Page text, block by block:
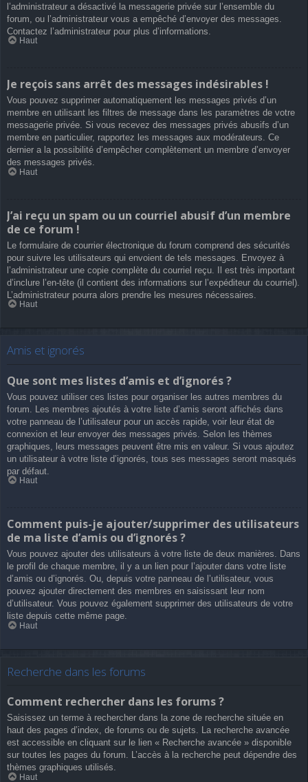
l’administrateur a désactivé la messagerie privée sur l’ensemble du
forum, ou l’administrateur vous a empêché d’envoyer des messages.
Contactez l’administrateur pour plus d’informations.
Haut
Je reçois sans arrêt des messages indésirables !
Vous pouvez supprimer automatiquement les messages privés d’un
membre en utilisant les filtres de message dans les paramètres de votre
messagerie privée. Si vous recevez des messages privés abusifs d’un
membre en particulier, rapportez les messages aux modérateurs. Ce
dernier a la possibilité d’empêcher complètement un membre d’envoyer
des messages privés.
Haut
J’ai reçu un spam ou un courriel abusif d’un membre
de ce forum !
Le formulaire de courrier électronique du forum comprend des sécurités
pour suivre les utilisateurs qui envoient de tels messages. Envoyez à
l’administrateur une copie complète du courriel reçu. Il est très important
d’inclure l’en-tête (il contient des informations sur l’expéditeur du courriel).
L’administrateur pourra alors prendre les mesures nécessaires.
Haut
Amis et ignorés
Que sont mes listes d’amis et d’ignorés ?
Vous pouvez utiliser ces listes pour organiser les autres membres du
forum. Les membres ajoutés à votre liste d’amis seront affichés dans
votre panneau de l’utilisateur pour un accès rapide, voir leur état de
connexion et leur envoyer des messages privés. Selon les thèmes
graphiques, leurs messages peuvent être mis en valeur. Si vous ajoutez
un utilisateur à votre liste d’ignorés, tous ses messages seront masqués
par défaut.
Haut
Comment puis-je ajouter/supprimer des utilisateurs
de ma liste d’amis ou d’ignorés ?
Vous pouvez ajouter des utilisateurs à votre liste de deux manières. Dans
le profil de chaque membre, il y a un lien pour l’ajouter dans votre liste
d’amis ou d’ignorés. Ou, depuis votre panneau de l’utilisateur, vous
pouvez ajouter directement des membres en saisissant leur nom
d’utilisateur. Vous pouvez également supprimer des utilisateurs de votre
liste depuis cette même page.
Haut
Recherche dans les forums
Comment rechercher dans les forums ?
Saisissez un terme à rechercher dans la zone de recherche située en
haut des pages d’index, de forums ou de sujets. La recherche avancée
est accessible en cliquant sur le lien « Recherche avancée » disponible
sur toutes les pages du forum. L’accès à la recherche peut dépendre des
thèmes graphiques utilisés.
Haut